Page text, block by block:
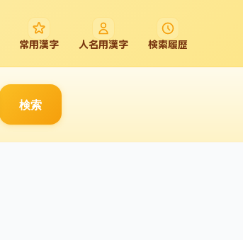
常用漢字 人名用漢字 検索履歴
検索